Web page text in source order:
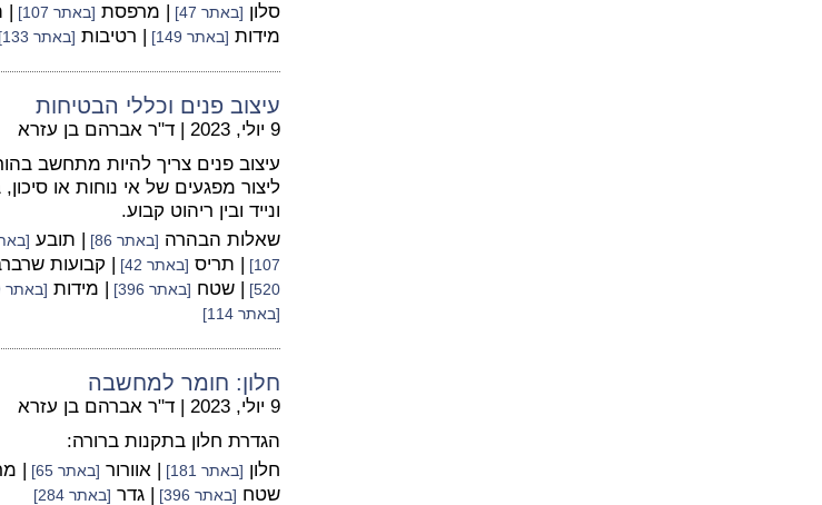
סלון [באתר 47] | מרפסת [באתר 107] |
מידות [באתר 149] | רטיבות [באתר 133]
עיצוב פנים וכללי הבטיחות
9 יולי, 2023 | ד"ר אברהם בן עזרא
עיצוב פנים צריך להיות מתחשב
ליצור מפגעים של אי נוחות או
ונייד ובין ריהוט קבוע.
שאלות הבהרה [באתר 86] | תובע [באתר
107]
| תריס [באתר 42] | קבועות
520] | שטח [באתר 396] | מידות [באתר 149]
[באתר 114]
חלון: חומר למחשבה
9 יולי, 2023 | ד"ר אברהם בן עזרא
הגדרת חלון בתקנות ברורה:
חלון [באתר 181] | אוורור [באתר 65] |
שטח [באתר 396] | גדר [באתר 284]